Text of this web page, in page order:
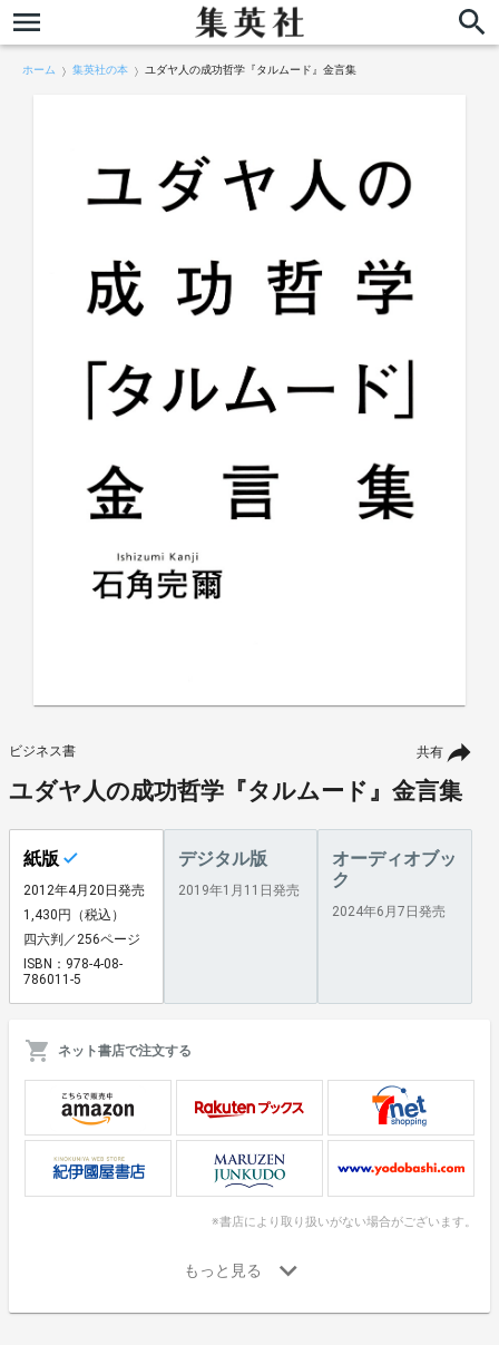
ホーム 集英社の本 ユダヤ人の成功哲学『タルムード』金言集
共有
ビジネス書
ユダヤ人の成功哲学『タルムード』金言集
紙版
2012年4月20日発売
1,430円（税込）
四六判／256ページ
ISBN：978-4-08-
786011-5
デジタル版
2019年1月11日発売
オーディオブッ
ク
2024年6月7日発売
ネット書店で注文する
※書店により取り扱いがない場合がございます。